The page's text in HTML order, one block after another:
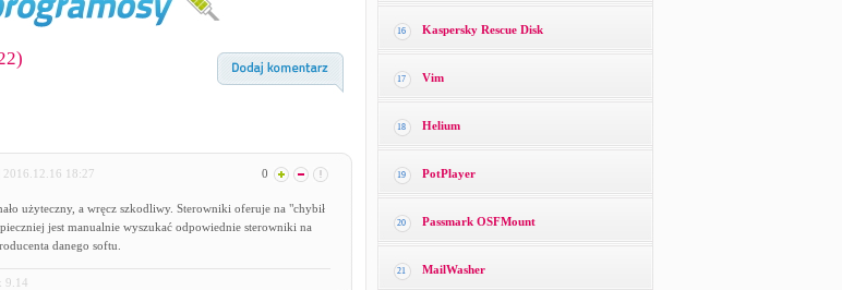
)
| 2016.12.16 18:27 0
użyteczny, a wręcz szkodliwy. Sterowniki oferuje na "chybił
jest manualnie wyszukać odpowiednie sterowniki na
danego softu.
9.14
16 Kaspersky Rescue Disk
17 Vim
18 Helium
19 PotPlayer
20 Passmark OSFMount
21 MailWasher